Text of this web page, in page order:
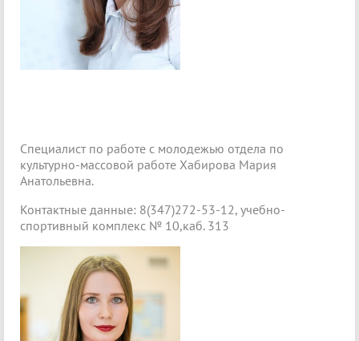
Специалист по работе с молодежью отдела по
культурно-массовой работе Хабирова Мария
Анатольевна.
Контактные данные: 8(347)272-53-12, учебно-
спортивный комплекс № 10,каб. 313